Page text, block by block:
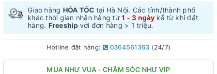
Giao hàng HỎA TỐC tại Hà Nội. Các tỉnh/thành phố
khác thời gian nhận hàng từ 1 - 3 ngày kể từ khi đặt
hàng. Freeship với đơn hàng > 1 triệu.
Hotline đặt hàng: 0364561363 (24/7)
MUA NHƯ VUA - CHĂM SÓC NHƯ VIP